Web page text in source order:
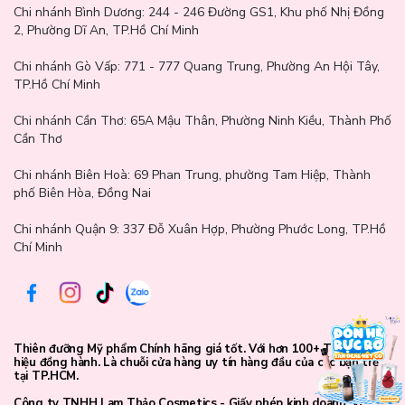
Chi nhánh Bình Dương: 244 - 246 Đường GS1, Khu phố Nhị Đồng
2, Phường Dĩ An, TP.Hồ Chí Minh
Chi nhánh Gò Vấp: 771 - 777 Quang Trung, Phường An Hội Tây,
TP.Hồ Chí Minh
Chi nhánh Cần Thơ: 65A Mậu Thân, Phường Ninh Kiều, Thành Phố
Cần Thơ
Chi nhánh Biên Hoà: 69 Phan Trung, phường Tam Hiệp, Thành
phố Biên Hòa, Đồng Nai
Chi nhánh Quận 9: 337 Đỗ Xuân Hợp, Phường Phước Long, TP.Hồ
Chí Minh
Thiên đưỡng Mỹ phẩm Chính hãng giá tốt. Với hơn 100+ Thương
hiệu đồng hành. Là chuỗi cửa hàng uy tín hàng đầu của các bạn trẻ
tại TP.HCM.